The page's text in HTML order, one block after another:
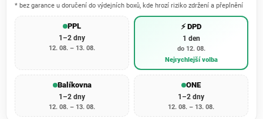
* bez garance u doručení do výdejních boxů, kde hrozí riziko zdržení a přeplnění
PPL
1–2 dny
12. 08. – 13. 08.
⚡ DPD
1 den
do 12. 08.
Nejrychlejší volba
Balíkovna
1–2 dny
12. 08. – 13. 08.
ONE
1–2 dny
12. 08. – 13. 08.